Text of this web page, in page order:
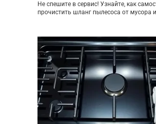
Не спешите в сервис! Узнайте, как
прочистить шланг пылесоса от мусора